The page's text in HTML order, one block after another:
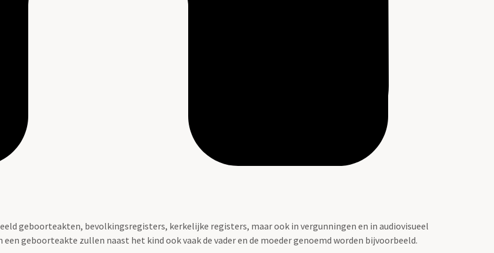
geboorteakten, bevolkingsregisters, kerkelijke registers, maar ook in vergunningen en in audiovisueel
geboorteakte zullen naast het kind ook vaak de vader en de moeder genoemd worden bijvoorbeeld.